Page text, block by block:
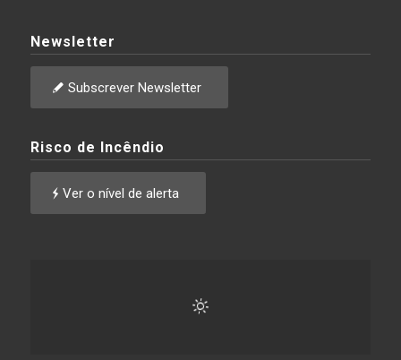
Newsletter
Subscrever Newsletter
Risco de Incêndio
Ver o nível de alerta